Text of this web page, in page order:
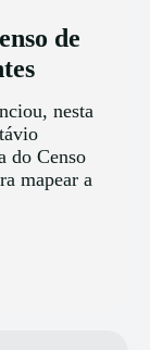
de
nesta
do Censo
mapear a